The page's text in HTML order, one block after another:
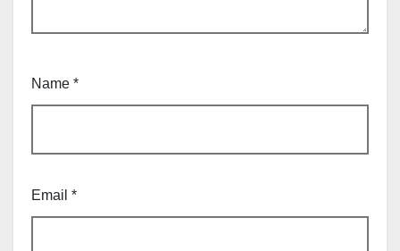
Name *
Email *